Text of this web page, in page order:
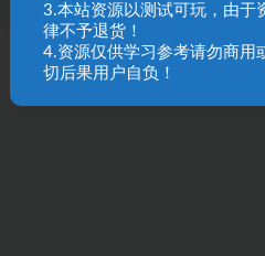
SQL 请求数：29 次
3.本站资源以测试可玩，由于
律不予退货！
4.资源仅供学习参考请勿商用
切后果用户自负！